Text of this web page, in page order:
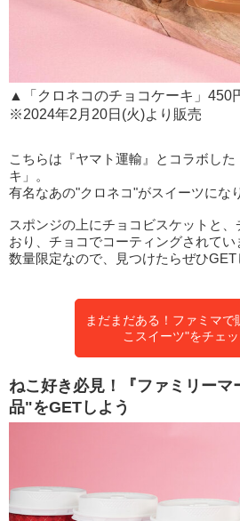
▲「クロネコのチョコケーキ」450
※2024年2月20日(火)より販売
こちらは『ヤマト運輸』とコラボし
キ」。
有名なあの"クロネコ"がスイーツにな
スポンジの上にチョコビスケットと
おり、チョコでコーティングされてい
数量限定なので、見つけたらぜひGET
まだまだある！ファミマで
こスイーツ"をチェ
ねこ好き必見！『ファミリー
品"をGETしよう